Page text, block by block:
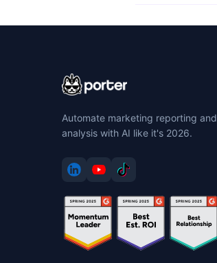
Automate marketing reporting and
analysis with AI like it's 2026.